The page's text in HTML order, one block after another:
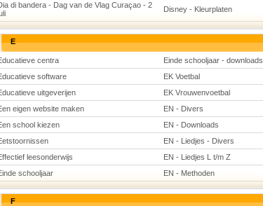
di bandera - Dag van de Vlag Curaçao - 2
Disney - Kleurplaten
E
centra Einde schooljaar - downloads
software
EK Voetbal
uitgeverijen
EK Vrouwenvoetbal
eigen website maken
EN - Divers
school kiezen
EN - Downloads
EN - Liedjes - Divers
leesonderwijs
EN - Liedjes L t/m Z
schooljaar
EN - Methoden
F